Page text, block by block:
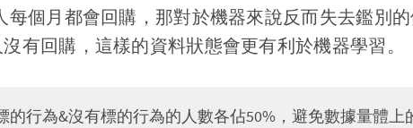
每個月都會回購，那對於機器來說反而失去鑑別
有回購，這樣的資料狀態會更有利於機器學習。
的行為&沒有標的行為的人數各佔50%，避免數據量體上